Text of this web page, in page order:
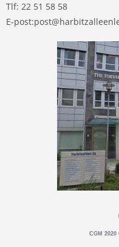
Tlf: 22 51 58 58
E-
CGM